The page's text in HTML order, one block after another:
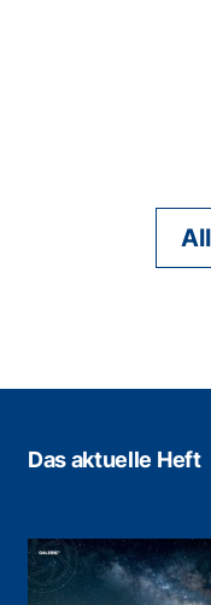
Das aktuelle Heft